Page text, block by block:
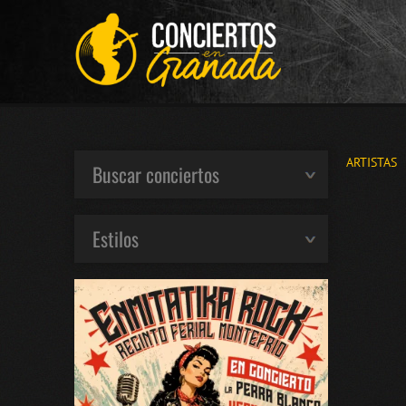
ARTISTAS
Buscar conciertos
Estilos